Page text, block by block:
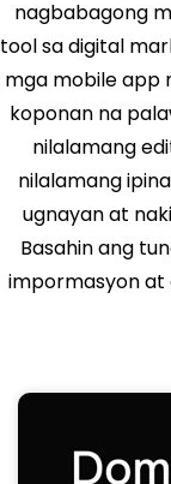
nagbabagong
tool sa digital
mga mobile app
koponan na
nilalamang
nilalamang
ugnayan at
Basahin ang
impormasyon at